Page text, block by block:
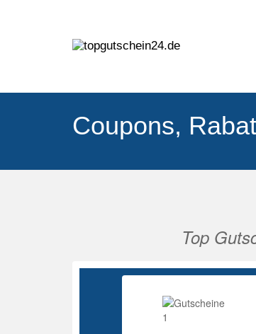
Coupons,
Top
Vorherige